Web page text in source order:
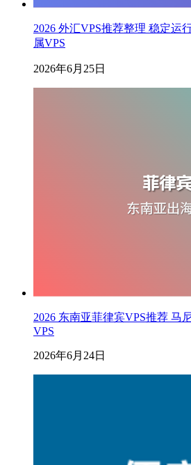
2026 外汇VPS推荐整理 稳定运
属VPS
2026年6月25日
2026 东南亚菲律宾VPS推荐 马
VPS
2026年6月24日